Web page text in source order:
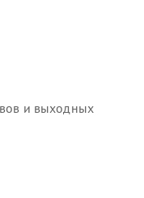
и выходных